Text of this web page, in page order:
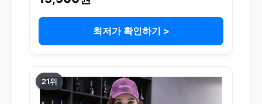
최저가 확인하기 >
21위